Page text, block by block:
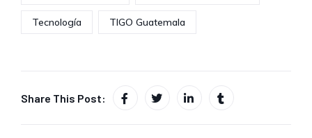
Tecnología TIGO Guatemala
Share This Post: